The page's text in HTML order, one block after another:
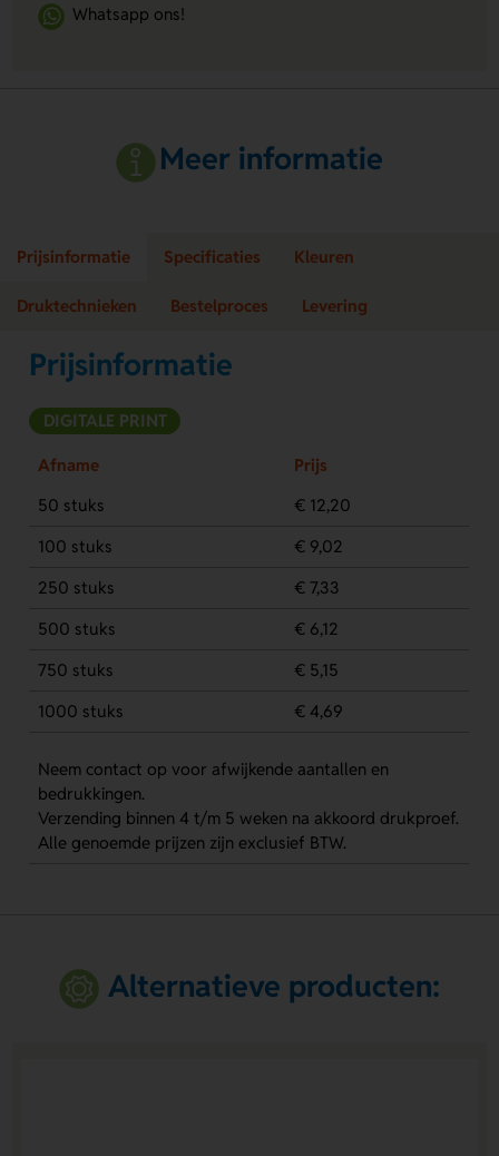
Whatsapp ons!
Meer informatie
Prijsinformatie Specificaties Kleuren
Druktechnieken Bestelproces Levering
Prijsinformatie
DIGITALE PRINT
Afname
Prijs
50 stuks
€ 12,20
100 stuks
€ 9,02
250 stuks
€ 7,33
500 stuks
€ 6,12
750 stuks
€ 5,15
1000 stuks
€ 4,69
Neem contact op voor afwijkende aantallen en
bedrukkingen.
Verzending binnen 4 t/m 5 weken na akkoord drukproef.
Alle genoemde prijzen zijn exclusief BTW.
Alternatieve producten: